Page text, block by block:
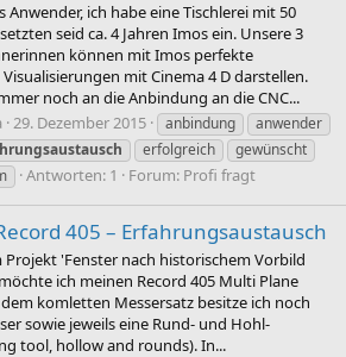
Anwender, ich habe eine Tischlerei mit 50
seid ca. 4 Jahren Imos ein. Unsere 3
können mit Imos perfekte
mit Cinema 4 D darstellen.
noch an die Anbindung an die CNC...
29. Dezember 2015 anbindung
anwender
erfolgreich
gewünscht
Antworten: 1 Forum: Profi fragt
405 – Erfahrungsaustausch
Projekt 'Fenster nach historischem Vorbild
ich meinen Record 405 Multi Plane
komletten Messersatz besitze ich noch
sowie jeweils eine Rund- und Hohl-
tool, hollow and rounds). In...